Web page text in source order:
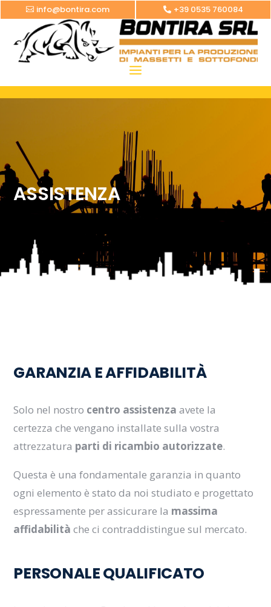
info@bontira.com +39 0535 760084
ASSISTENZA
GARANZIA E AFFIDABILITÀ
Solo nel nostro centro assistenza avete la
certezza che vengano installate sulla vostra
attrezzatura parti di ricambio autorizzate.
Questa è una fondamentale garanzia in quanto
ogni elemento è stato da noi studiato e progettato
espressamente per assicurare la massima
affidabilità che ci contraddistingue sul mercato.
PERSONALE QUALIFICATO